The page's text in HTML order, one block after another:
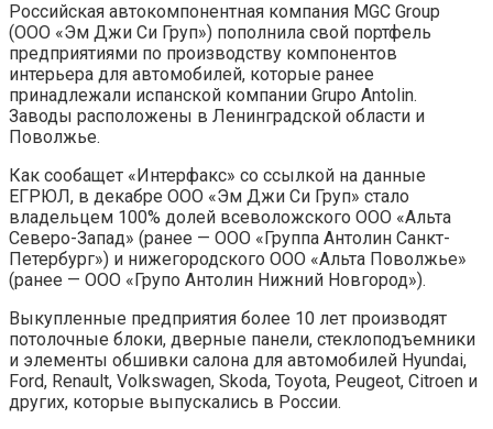
Российская автокомпонентная компания MGC Group
(ООО «Эм Джи Си Груп») пополнила свой портфель
предприятиями по производству компонентов
интерьера для автомобилей, которые ранее
принадлежали испанской компании Grupo Antolin.
Заводы расположены в Ленинградской области и
Поволжье.
Как сообащет «Интерфакс» со ссылкой на данные
ЕГРЮЛ, в декабре ООО «Эм Джи Си Груп» стало
владельцем 100% долей всеволожского ООО «Альта
Северо-Запад» (ранее — ООО «Группа Антолин Санкт-
Петербург») и нижегородского ООО «Альта Поволжье»
(ранее — ООО «Групо Антолин Нижний Новгород»).
Выкупленные предприятия более 10 лет производят
потолочные блоки, дверные панели, стеклоподъемники
и элементы обшивки салона для автомобилей Hyundai,
Ford, Renault, Volkswagen, Skoda, Toyota, Peugeot, Citroen и
других, которые выпускались в России.